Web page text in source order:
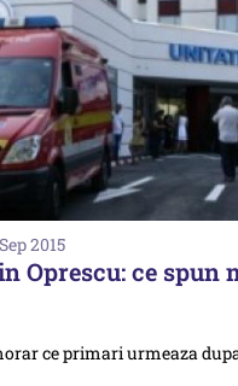
2015
Oprescu: ce spun